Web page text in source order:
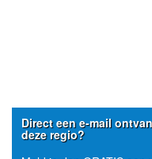
Direct een e-mail
deze regio?